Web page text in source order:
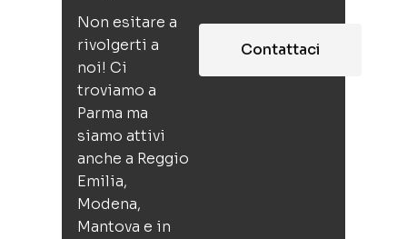
Non esitare a
rivolgerti a
noi! Ci
troviamo a
Parma ma
siamo attivi
anche a Reggio
Emilia,
Modena,
Mantova e in
Contattaci